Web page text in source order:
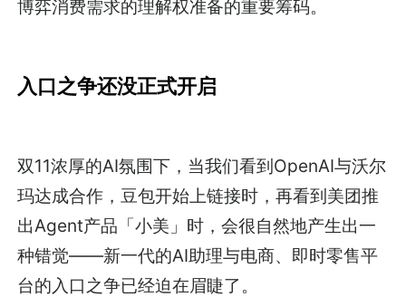
博弈消费需求的理解权准备的重要筹码。
入口之争还没正式开启
双11浓厚的AI氛围下，当我们看到OpenAI与沃尔
玛达成合作，豆包开始上链接时，再看到美团推
出Agent产品「小美」时，会很自然地产生出一
种错觉——新一代的AI助理与电商、即时零售平
台的入口之争已经迫在眉睫了。